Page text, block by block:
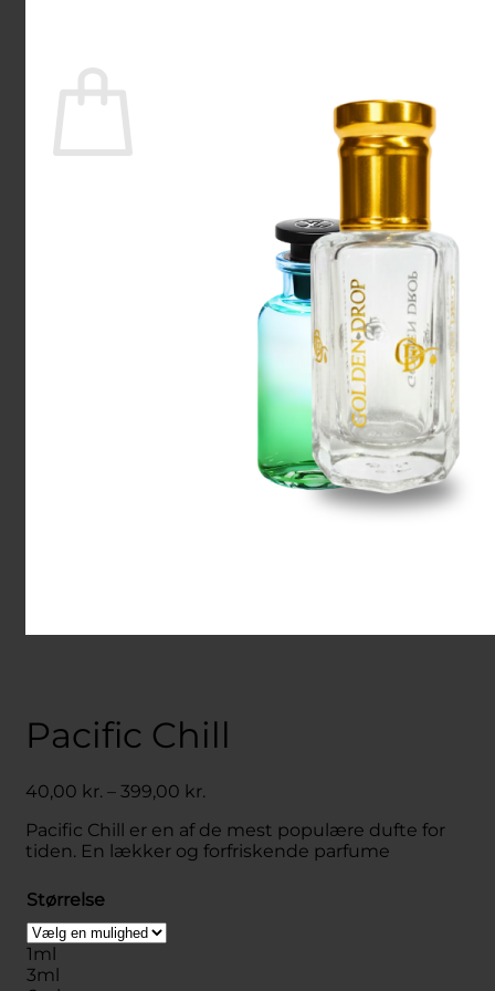
Pacific Chill
40,00 kr. – 399,00 kr.
til
399,00 kr.
Pacific Chill er en af de mest populære dufte for
tiden. En lækker og forfriskende parfume
Størrelse
1ml
3ml